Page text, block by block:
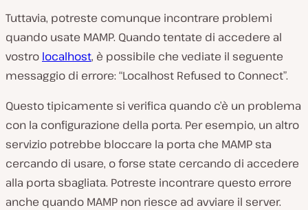
Tuttavia, potreste comunque incontrare problemi
quando usate MAMP. Quando tentate di accedere al
vostro localhost, è possibile che vediate il seguente
messaggio di errore: “Localhost Refused to Connect”.
Questo tipicamente si verifica quando c’è un problema
con la configurazione della porta. Per esempio, un altro
servizio potrebbe bloccare la porta che MAMP sta
cercando di usare, o forse state cercando di accedere
alla porta sbagliata. Potreste incontrare questo errore
anche quando MAMP non riesce ad avviare il server.